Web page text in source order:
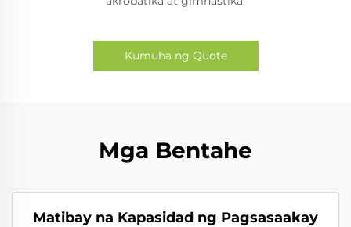
Kumuha ng Quote
Mga Bentahe
Matibay na Kapasidad ng Pagsasaakay